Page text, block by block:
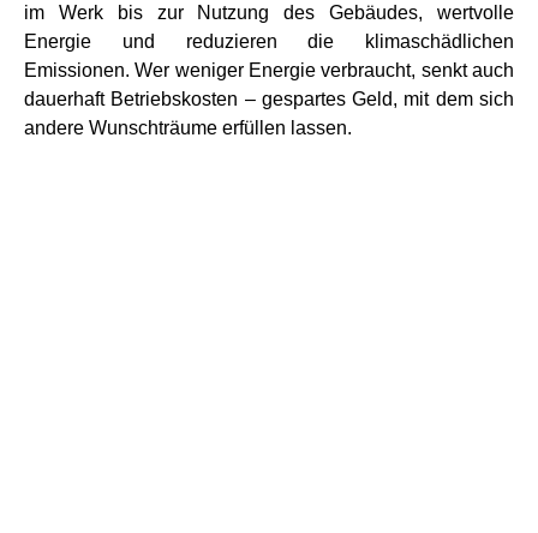
im Werk bis zur Nutzung des Gebäudes, wertvolle
Energie und reduzieren die klimaschädlichen
Emissionen. Wer weniger Energie verbraucht, senkt auch
dauerhaft Betriebskosten – gespartes Geld, mit dem sich
andere Wunschträume erfüllen lassen.